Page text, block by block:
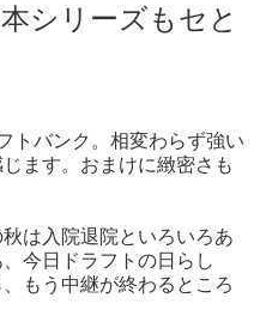
シリーズもセと
トバンク。相変わらず強い
ます。おまけに緻密さも
は入院退院といろいろあ
今日ドラフトの日らし
もう中継が終わるところ